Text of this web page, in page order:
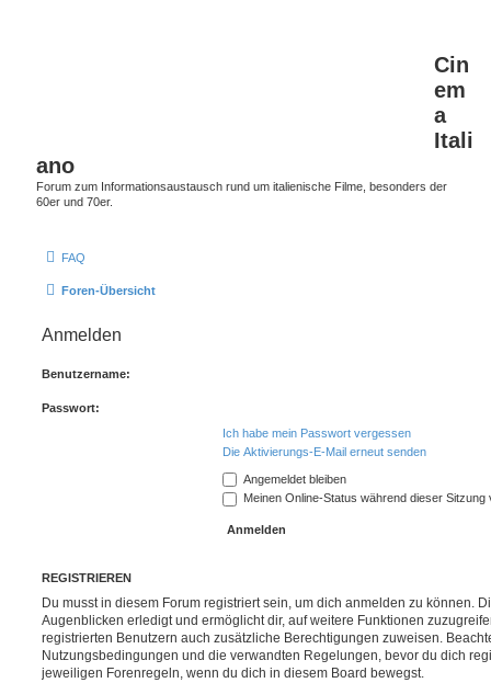
Cin
em
a
Itali
ano
Forum zum Informationsaustausch rund um italienische Filme, besonders der
60er und 70er.
FAQ
Foren-Übersicht
Anmelden
Benutzername:
Passwort:
Ich habe mein Passwort vergessen
Die Aktivierungs-E-Mail erneut senden
Angemeldet bleiben
Meinen Online-Status während dieser Sitzung
REGISTRIEREN
Du musst in diesem Forum registriert sein, um dich anmelden zu können.
Augenblicken erledigt und ermöglicht dir, auf weitere Funktionen
registrierten Benutzern auch zusätzliche Berechtigungen zuweisen.
Nutzungsbedingungen und die verwandten Regelungen, bevor du dich
jeweiligen Forenregeln, wenn du dich in diesem Board bewegst.